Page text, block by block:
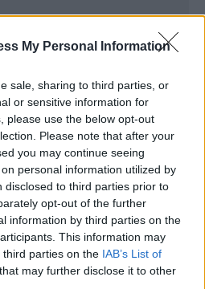
My Personal Information
sale, sharing to third parties, or
or sensitive information for
please use the below opt-out
Please note that after your
you may continue seeing
personal information utilized by
disclosed to third parties prior to
opt-out of the further
information by third parties on the
This information may
parties on the IAB’s List of
that may further disclose it to other
Publicidad